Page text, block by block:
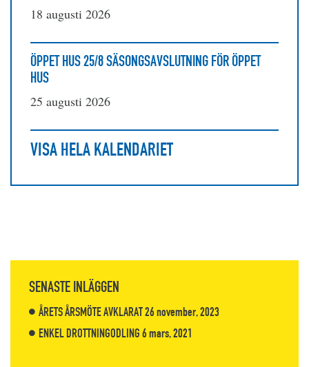
18 augusti 2026
ÖPPET HUS 25/8 SÄSONGSAVSLUTNING FÖR ÖPPET
HUS
25 augusti 2026
VISA HELA KALENDARIET
SENASTE INLÄGGEN
ÅRETS ÅRSMÖTE AVKLARAT26 november, 2023
ENKEL DROTTNINGODLING6 mars, 2021